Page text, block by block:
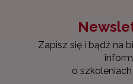
Zapisz się i bądź na
o